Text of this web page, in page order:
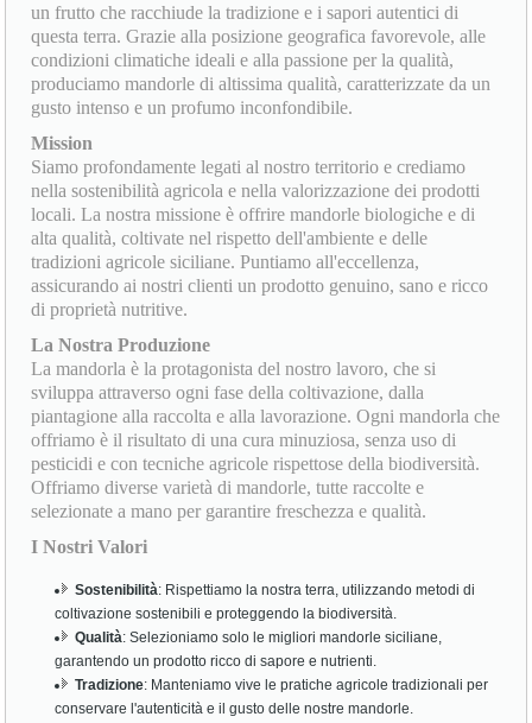
un frutto che racchiude la tradizione e i sapori autentici di
questa terra. Grazie alla posizione geografica favorevole, alle
condizioni climatiche ideali e alla passione per la qualità,
produciamo mandorle di altissima qualità, caratterizzate da un
gusto intenso e un profumo inconfondibile.
Mission
Siamo profondamente legati al nostro territorio e crediamo
nella sostenibilità agricola e nella valorizzazione dei prodotti
locali. La nostra missione è offrire mandorle biologiche e di
alta qualità, coltivate nel rispetto dell'ambiente e delle
tradizioni agricole siciliane. Puntiamo all'eccellenza,
assicurando ai nostri clienti un prodotto genuino, sano e ricco
di proprietà nutritive.
La Nostra Produzione
La mandorla è la protagonista del nostro lavoro, che si
sviluppa attraverso ogni fase della coltivazione, dalla
piantagione alla raccolta e alla lavorazione. Ogni mandorla che
offriamo è il risultato di una cura minuziosa, senza uso di
pesticidi e con tecniche agricole rispettose della biodiversità.
Offriamo diverse varietà di mandorle, tutte raccolte e
selezionate a mano per garantire freschezza e qualità.
I Nostri Valori
Sostenibilità: Rispettiamo la nostra terra, utilizzando metodi di
coltivazione sostenibili e proteggendo la biodiversità.
Qualità: Selezioniamo solo le migliori mandorle siciliane,
garantendo un prodotto ricco di sapore e nutrienti.
Tradizione: Manteniamo vive le pratiche agricole tradizionali per
conservare l'autenticità e il gusto delle nostre mandorle.